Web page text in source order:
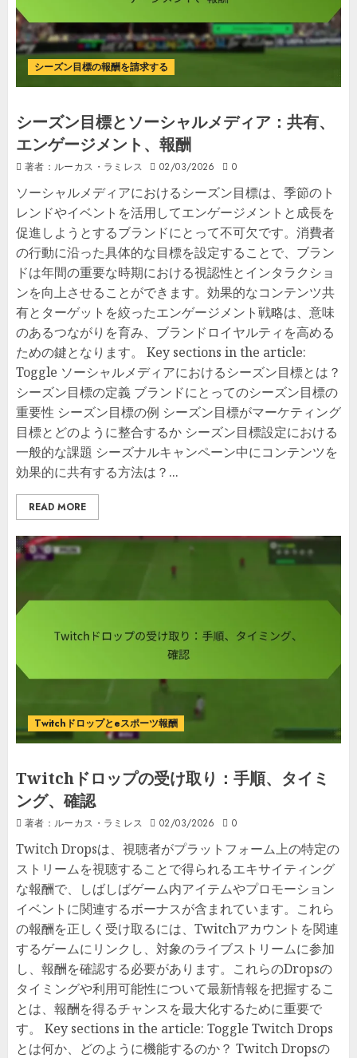
シーズン目標の報酬を請求する
シーズン目標とソーシャルメディア：共有、
エンゲージメント、報酬
著者：ルーカス・ラミレス 02/03/2026 0
ソーシャルメディアにおけるシーズン目標は、季節のト
レンドやイベントを活用してエンゲージメントと成長を
促進しようとするブランドにとって不可欠です。消費者
の行動に沿った具体的な目標を設定することで、ブラン
ドは年間の重要な時期における視認性とインタラクショ
ンを向上させることができます。効果的なコンテンツ共
有とターゲットを絞ったエンゲージメント戦略は、意味
のあるつながりを育み、ブランドロイヤルティを高める
ための鍵となります。 Key sections in the article:
Toggle ソーシャルメディアにおけるシーズン目標とは？
シーズン目標の定義 ブランドにとってのシーズン目標の
重要性 シーズン目標の例 シーズン目標がマーケティング
目標とどのように整合するか シーズン目標設定における
一般的な課題 シーズナルキャンペーン中にコンテンツを
効果的に共有する方法は？...
READ MORE
Twitchドロップとeスポーツ報酬
Twitchドロップの受け取り：手順、タイミ
ング、確認
著者：ルーカス・ラミレス 02/03/2026 0
Twitch Dropsは、視聴者がプラットフォーム上の特定の
ストリームを視聴することで得られるエキサイティング
な報酬で、しばしばゲーム内アイテムやプロモーション
イベントに関連するボーナスが含まれています。これら
の報酬を正しく受け取るには、Twitchアカウントを関連
するゲームにリンクし、対象のライブストリームに参加
し、報酬を確認する必要があります。これらのDropsの
タイミングや利用可能性について最新情報を把握するこ
とは、報酬を得るチャンスを最大化するために重要で
す。 Key sections in the article: Toggle Twitch Drops
とは何か、どのように機能するのか？ Twitch Dropsの